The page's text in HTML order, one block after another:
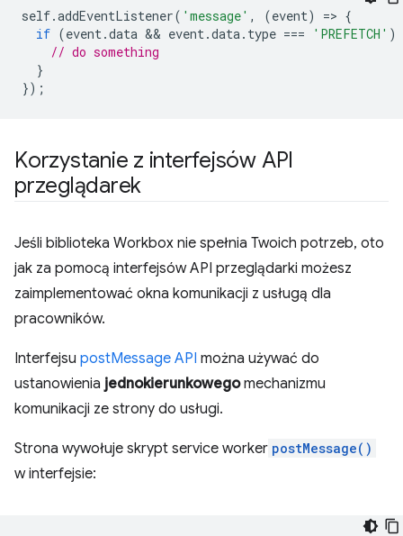
self.addEventListener( 'message' , (event) => {
if (event.data && event.data. type === 'PREFETCH' )
// do something
}
});
Korzystanie z interfejsów API
przeglądarek
Jeśli biblioteka Workbox nie spełnia Twoich potrzeb, oto
jak za pomocą interfejsów API przeglądarki możesz
zaimplementować okna komunikacji z usługą dla
pracowników.
Interfejsu postMessage API można używać do
ustanowienia jednokierunkowegomechanizmu
komunikacji ze strony do usługi.
Strona wywołuje skrypt service worker postMessage()
w interfejsie: